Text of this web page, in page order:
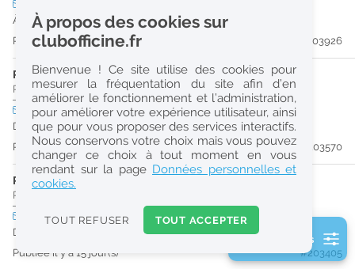
Réinitialiser
2
0
k
Consulter les offres de la France d'outre-mer
À partir du 04/09/26
Publiée il y a 8 jour(s)
#203926
PHARMACIEN (H/F)
Pharmacie d'Officine|47200Marmande
CDI temps partiel
Dès que possible
Publiée il y a 12 jour(s)
#203570
PRÉPARATEUR EN PHARMACIE (H/F)
Pharmacie d'Officine
CDItemps plein
Dès que possible
Publiée il y a 15 jour(s)
#203405
2 filtre(s) actifs
À propos des cookies sur
clubofficine.fr
Bienvenue ! Ce site utilise des cookies pour
mesurer la fréquentation du site afin d’en
améliorer le fonctionnement et l’administration,
pour améliorer votre expérience utilisateur, ainsi
que pour vous proposer des services interactifs.
Nous conservons votre choix mais vous pouvez
changer ce choix à tout moment en vous
rendant sur la page Données personnelles et
cookies.
TOUT REFUSER TOUT ACCEPTER